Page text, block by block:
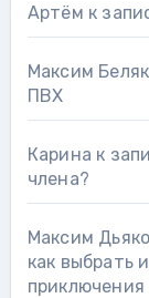
Артём к
Максим
ПВХ
Карина к
члена?
Максим
как выбрать
приключения